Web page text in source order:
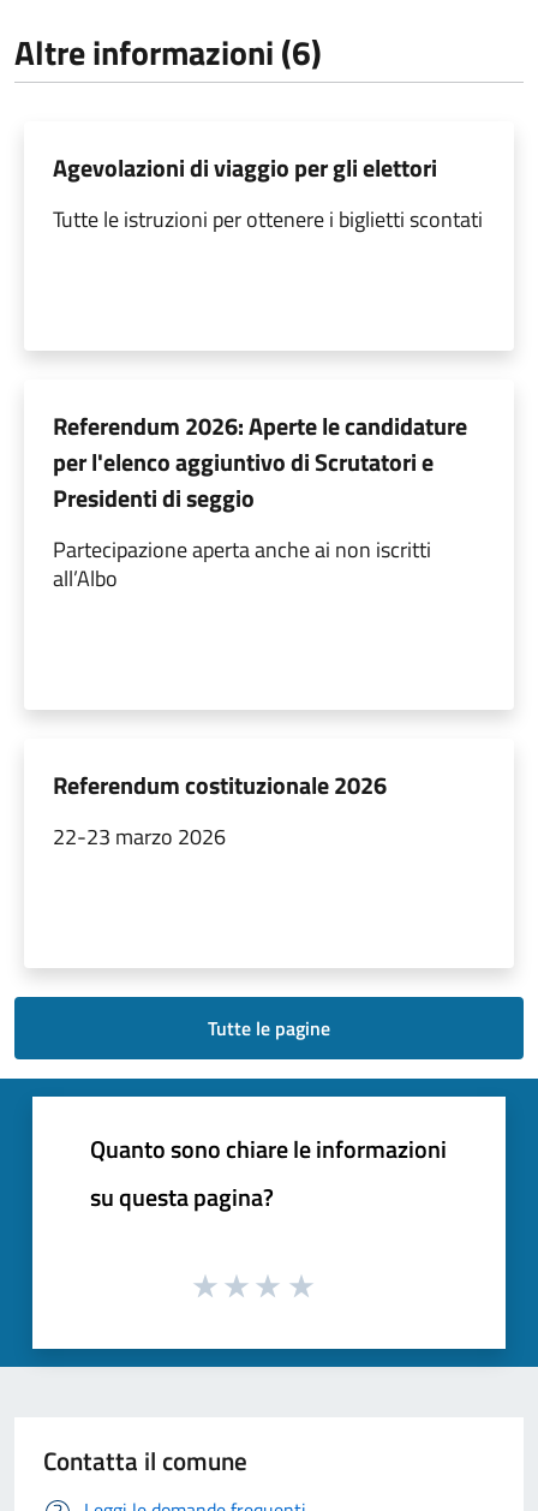
Altre informazioni (6)
Agevolazioni di viaggio per gli elettori
Tutte le istruzioni per ottenere i biglietti scontati
Referendum 2026: Aperte le candidature
per l'elenco aggiuntivo di Scrutatori e
Presidenti di seggio
Partecipazione aperta anche ai non iscritti
all’Albo
Referendum costituzionale 2026
22-23 marzo 2026
Tutte le pagine
Quanto sono chiare le informazioni
su questa pagina?
Contatta il comune